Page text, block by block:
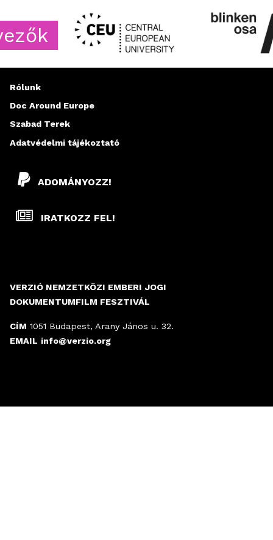
VERZIÓ NEMZETKÖZI EMBERI JOGI
DOKUMENTUMFILM FESZTIVÁL
CÍM 1051 Budapest, Arany János u. 32.
EMAIL info@verzio.org
ADOMÁNYOZZ!
IRATKOZZ FEL!
Rólunk
Doc Around Europe
Szabad Terek
Adatvédelmi tájékoztató